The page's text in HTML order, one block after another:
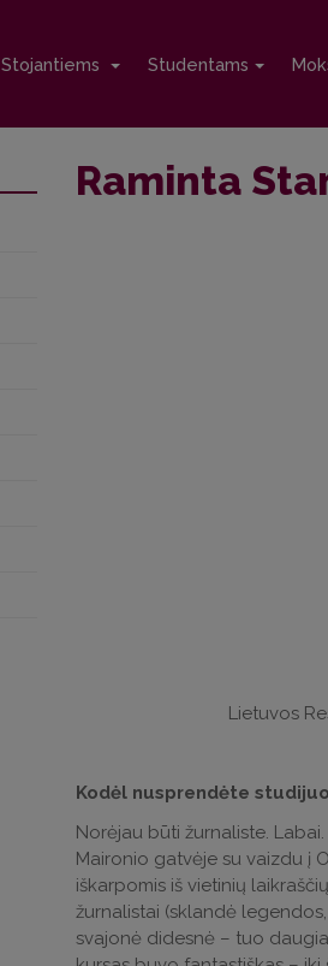
Stojantiems Studentams
Raminta
Lietuvos
Kodėl nusprendėte
Norėjau būti žurnaliste.
Maironio gatvėje su vaizdu į
iškarpomis iš vietinių
žurnalistai (sklandė
svajonė didesnė – tuo